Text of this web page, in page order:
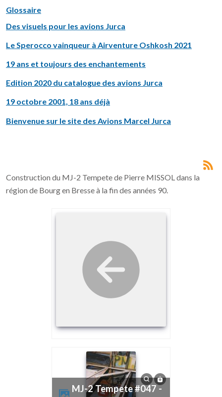
Glossaire
Des visuels pour les avions Jurca
Le Sperocco vainqueur à Airventure Oshkosh 2021
19 ans et toujours des enchantements
Edition 2020 du catalogue des avions Jurca
19 octobre 2001, 18 ans déjà
Bienvenue sur le site des Avions Marcel Jurca
Construction du MJ-2 Tempete de Pierre MISSOL dans la
région de Bourg en Bresse à la fin des années 90.
MJ-2 Tempete #047 -